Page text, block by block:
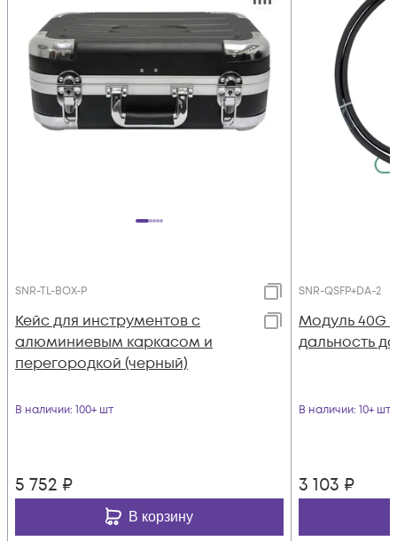
SNR-TL-BOX-P
Кейс для инструментов с
алюминиевым каркасом и
перегородкой (черный)
В наличии: 100+ шт
5 752 ₽
В корзину
SNR-QSFP+DA-2
Модуль 40G
дальность
В наличии: 10+ шт
3 103 ₽